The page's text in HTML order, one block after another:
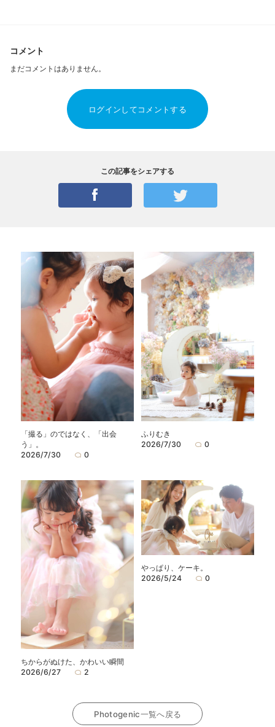
コメント
まだコメントはありません。
ログインしてコメントする
この記事をシェアする
「撮る」のではなく、「出会
う」。
2026/7/30
0
ふりむき
2026/7/30
0
ちからがぬけた、かわいい瞬間
2026/6/27
2
やっぱり、ケーキ。
2026/5/24
0
Photogenic一覧へ戻る